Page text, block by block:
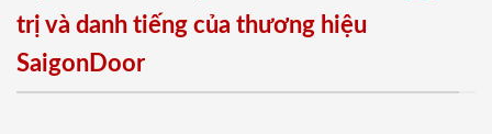
trị và danh tiếng của thương hiệu
SaigonDoor